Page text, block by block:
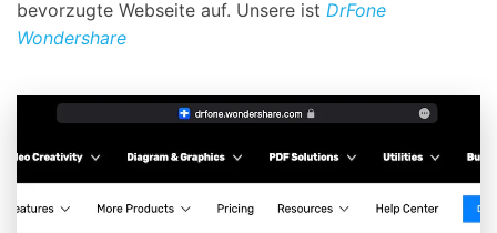
bevorzugte Webseite auf. Unsere ist DrFone
Wondershare